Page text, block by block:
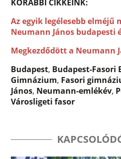
KORÁBBI CIKKEINK:
Az egyik legélesebb elméjű
Neumann János budapesti
Megkezdődött a Neumann
Budapest, Budapest-Fasori
Gimnázium, Fasori
János, Neumann-emlékév,
Városligeti fasor